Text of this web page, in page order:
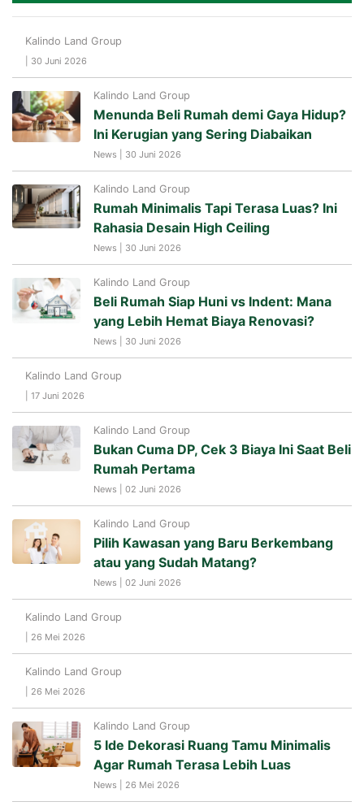
Kalindo Land Group
| 30 Juni 2026
Kalindo Land Group
Menunda Beli Rumah demi Gaya Hidup?
Ini Kerugian yang Sering Diabaikan
News | 30 Juni 2026
Kalindo Land Group
Rumah Minimalis Tapi Terasa Luas? Ini
Rahasia Desain High Ceiling
News | 30 Juni 2026
Kalindo Land Group
Beli Rumah Siap Huni vs Indent: Mana
yang Lebih Hemat Biaya Renovasi?
News | 30 Juni 2026
Kalindo Land Group
| 17 Juni 2026
Kalindo Land Group
Bukan Cuma DP, Cek 3 Biaya Ini Saat Beli
Rumah Pertama
News | 02 Juni 2026
Kalindo Land Group
Pilih Kawasan yang Baru Berkembang
atau yang Sudah Matang?
News | 02 Juni 2026
Kalindo Land Group
| 26 Mei 2026
Kalindo Land Group
| 26 Mei 2026
Kalindo Land Group
5 Ide Dekorasi Ruang Tamu Minimalis
Agar Rumah Terasa Lebih Luas
News | 26 Mei 2026